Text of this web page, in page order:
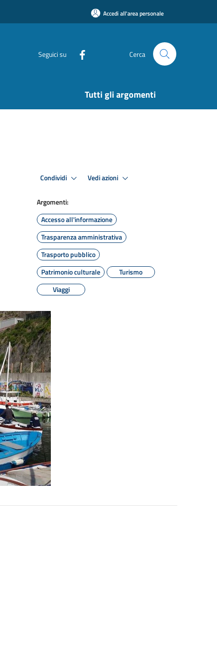
Accedi all'area personale
Seguici su Cerca
Tutti gli argomenti
Condividi Vedi azioni
Argomenti:
Accesso all'informazione
Trasparenza amministrativa
Trasporto pubblico
Patrimonio culturale
Turismo
Viaggi